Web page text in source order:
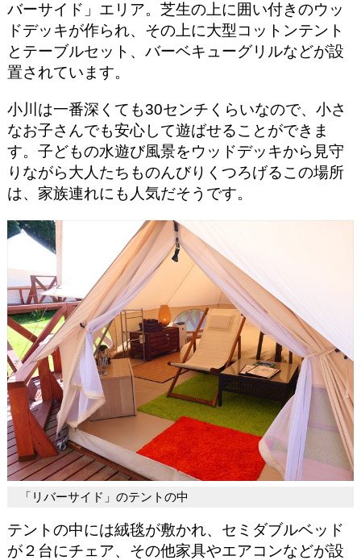
バーサイド」エリア。芝生の上に囲い付きのウッ
ドデッキが作られ、その上に大型コットンテント
とテーブルセット、バーベキューグリルなどが設
置されています。
小川は一番深くても30センチくらいなので、小さ
なお子さんでも安心して遊ばせることができま
す。子どもの水遊び風景をウッドデッキから見守
りながら大人たちものんびりくつろげるこの場所
は、家族連れにも人気だそうです。
「リバーサイド」のテントの中
テントの中には絨毯が敷かれ、セミダブルベッド
が２台にチェア、その他家具やエアコンなどが設